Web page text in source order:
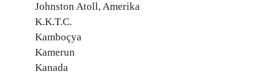
Johnston Atoll, Amerika
K.K.T.C.
Kamboçya
Kamerun
Kanada